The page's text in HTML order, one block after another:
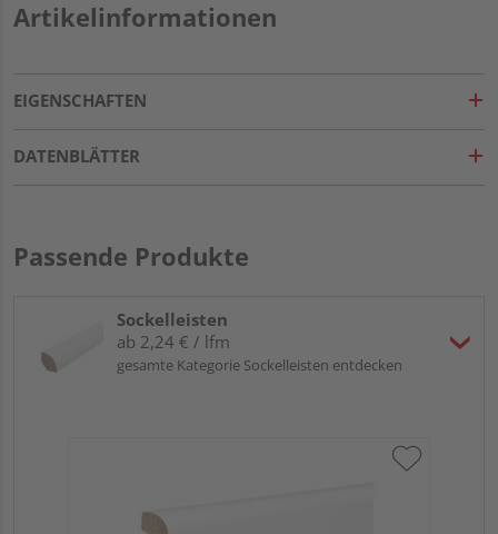
Artikelinformationen
EIGENSCHAFTEN
DATENBLÄTTER
Passende Produkte
Sockelleisten
ab 2,24 € / lfm
gesamte Kategorie Sockelleisten entdecken